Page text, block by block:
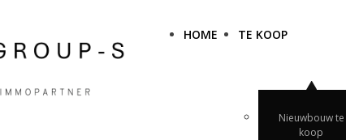
HOME TE KOOP
Nieuwbouw te
koop